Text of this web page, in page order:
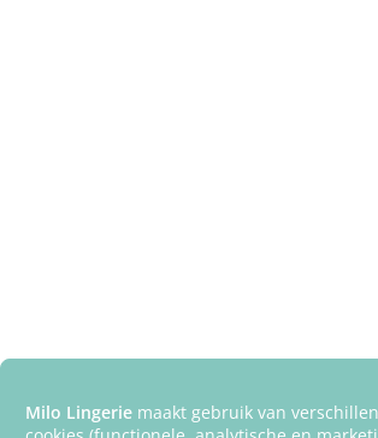
Milo Lingerie maakt gebruik van